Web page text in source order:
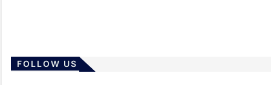
FOLLOW US